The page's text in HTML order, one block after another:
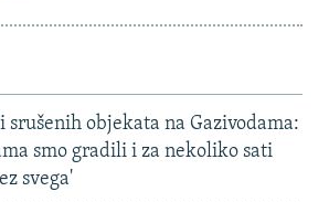
srušenih objekata na Gazivodama:
smo gradili i za nekoliko sati
svega'